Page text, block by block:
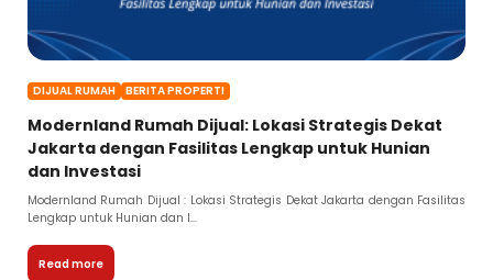
DIJUAL RUMAH BERITA PROPERTI
Modernland Rumah Dijual: Lokasi Strategis Dekat
Jakarta dengan Fasilitas Lengkap untuk Hunian
dan Investasi
Modernland Rumah Dijual : Lokasi Strategis Dekat Jakarta dengan Fasilitas
Lengkap untuk Hunian dan I...
Read more